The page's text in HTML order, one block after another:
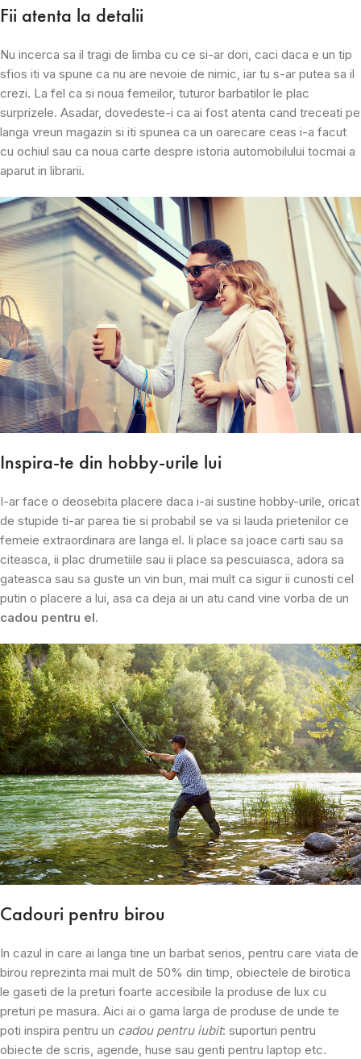
Fii atenta la detalii
Nu incerca sa il tragi de limba cu ce si-ar dori, caci daca e un tip
sfios iti va spune ca nu are nevoie de nimic, iar tu s-ar putea sa il
crezi. La fel ca si noua femeilor, tuturor barbatilor le plac
surprizele. Asadar, dovedeste-i ca ai fost atenta cand treceati pe
langa vreun magazin si iti spunea ca un oarecare ceas i-a facut
cu ochiul sau ca noua carte despre istoria automobilului tocmai a
aparut in librarii.
Inspira-te din hobby-urile lui
I-ar face o deosebita placere daca i-ai sustine hobby-urile, oricat
de stupide ti-ar parea tie si probabil se va si lauda prietenilor ce
femeie extraordinara are langa el. Ii place sa joace carti sau sa
citeasca, ii plac drumetiile sau ii place sa pescuiasca, adora sa
gateasca sau sa guste un vin bun, mai mult ca sigur ii cunosti cel
putin o placere a lui, asa ca deja ai un atu cand vine vorba de un
cadou pentru el.
Cadouri pentru birou
In cazul in care ai langa tine un barbat serios, pentru care viata de
birou reprezinta mai mult de 50% din timp, obiectele de birotica
le gaseti de la preturi foarte accesibile la produse de lux cu
preturi pe masura. Aici ai o gama larga de produse de unde te
poti inspira pentru un cadou pentru iubit: suporturi pentru
obiecte de scris, agende, huse sau genti pentru laptop etc.